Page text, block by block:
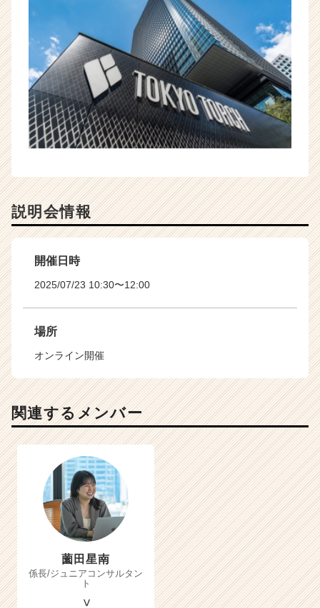
説明会情報
開催日時
2025/07/23 10:30〜12:00
場所
オンライン開催
関連するメンバー
薗田星南
係長/ジュニアコンサルタン
ト